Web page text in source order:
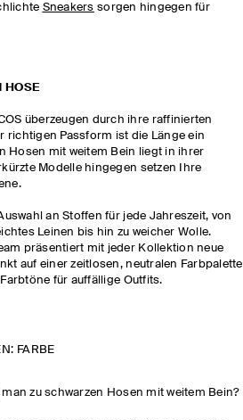
Sneakers sorgen hingegen für
HOSE
überzeugen durch ihre raffinierten
richtigen Passform ist die Länge ein
Hosen mit weitem Bein liegt in ihrer
Modelle hingegen setzen Ihre
an Stoffen für jede Jahreszeit, von
Leinen bis hin zu weicher Wolle.
präsentiert mit jeder Kollektion neue
auf einer zeitlosen, neutralen Farbpalette
für auffällige Outfits.
FARBE
man zu schwarzen Hosen mit weitem Bein?